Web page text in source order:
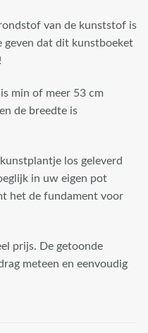
van de kunststof is
dat dit kunstboeket
min of meer 53 cm
de breedte is
los geleverd
in uw eigen pot
het de fundament voor
prijs. De getoonde
meteen en eenvoudig